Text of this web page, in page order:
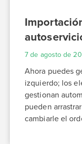
7 de agosto de
Ahora puedes
izquierdo; los
gestionan
pueden
cambiarle el